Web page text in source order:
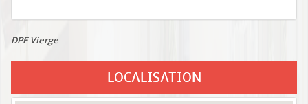
DPE Vierge
LOCALISATION